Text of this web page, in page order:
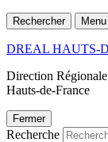
Rechercher Menu
DREAL HAUTS-
Direction
Hauts-de-France
Fermer
Recherche